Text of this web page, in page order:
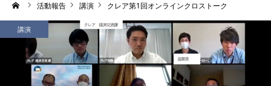
活動報告 講演 クレア第1回オンラインクロストーク
講演
お問い合わせ